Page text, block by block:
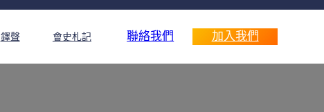
鐸聲 會史札記 聯絡我們 加入我們